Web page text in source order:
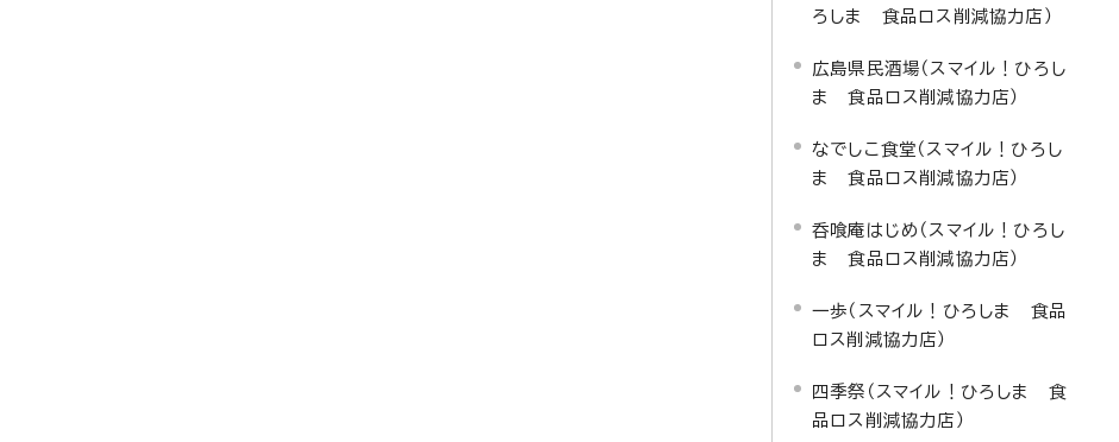
ろしま 食品ロス削減協力店）
広島県民酒場（スマイル！ひろし
ま 食品ロス削減協力店）
なでしこ食堂（スマイル！ひろし
ま 食品ロス削減協力店）
呑喰庵はじめ（スマイル！ひろし
ま 食品ロス削減協力店）
一歩（スマイル！ひろしま 食品
ロス削減協力店）
四季祭（スマイル！ひろしま 食
品ロス削減協力店）